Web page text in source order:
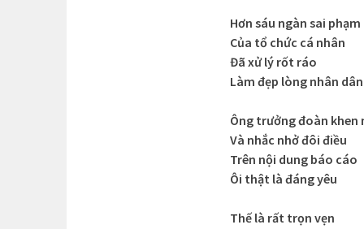
Hơn sáu ngàn sai phạm
Của tổ chức cá nhân
Đã xử lý rốt ráo
Làm đẹp lòng nhân dân
Ông trưởng đoàn khen
Và nhắc nhở đôi điều
Trên nội dung báo cáo
Ôi thật là đáng yêu
Thế là rất trọn vẹn